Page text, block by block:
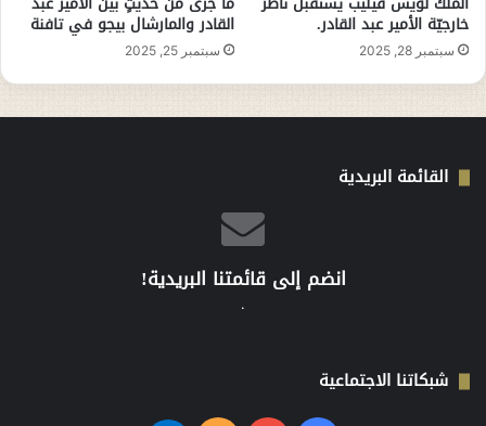
خارجيّة الأمير عبد القادر.
سبتمبر 28, 2025
القادر والمارشال بيجو في تافنة
سبتمبر 25, 2025
القائمة البريدية
انضم إلى قائمتنا البريدية!
.
شبكاتنا الاجتماعية